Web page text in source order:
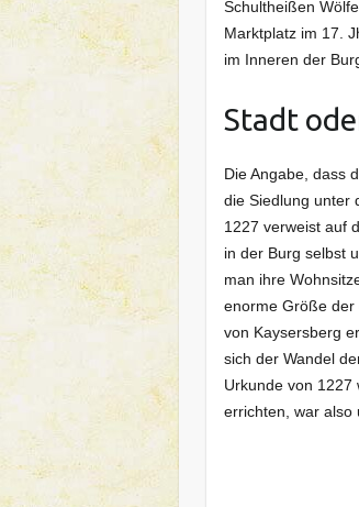
Schultheißen
Marktplatz im 17.
im Inneren der
Stadt
Die Angabe, dass
die Siedlung unter
1227 verweist auf
in der Burg selbst
man ihre
enorme Größe der
von Kaysersberg
sich der Wandel
Urkunde von 1227
errichten, war also